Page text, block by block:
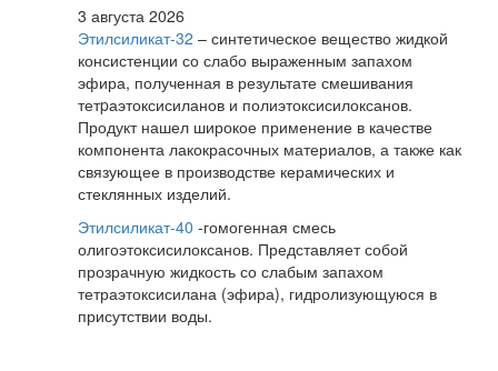
3 августа 2026
Этилсиликат-32 – синтетическое вещество жидкой
консистенции со слабо выраженным запахом
эфира, полученная в результате смешивания
тетpаэтоксисиланов и полиэтоксисилоксанов.
Продукт нашел широкое применение в качестве
компонента лакокрасочных материалов, а также как
связующее в производстве керамических и
стеклянных изделий.
Этилсиликат-40 -гомогенная смесь
олигоэтоксисилоксанов. Представляет собой
прозрачную жидкость со слабым запахом
тетраэтоксисилана (эфира), гидролизующуюся в
присутствии воды.